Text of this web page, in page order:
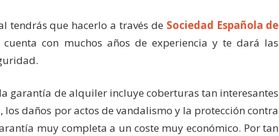
tendrás que hacerlo a través de Sociedad Española de
con muchos años de experiencia y te dará las
garantía de alquiler incluye coberturas tan interesantes
daños por actos de vandalismo y la protección contra
muy completa a un coste muy económico. Por tan